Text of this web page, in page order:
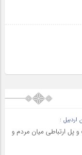
اردبیل :
و پل ارتباطی میان مردم و